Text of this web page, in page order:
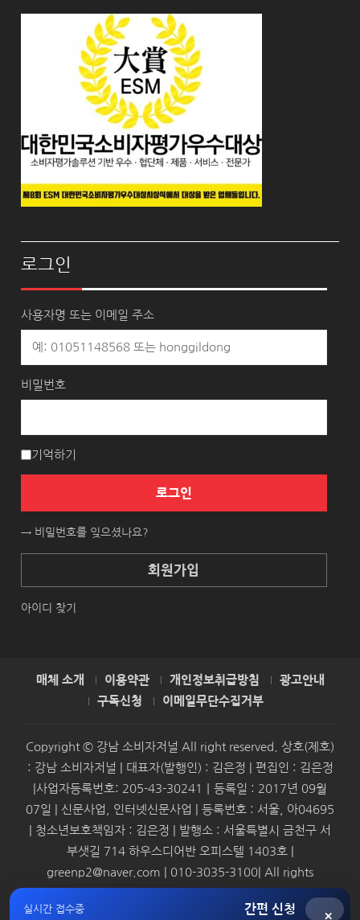
로그인
사용자명 또는 이메일 주소
비밀번호
기억하기
로그인
→ 비밀번호를 잊으셨나요?
회원가입
아이디 찾기
매체 소개 이용약관 개인정보취급방침
광고안내
구독신청
이메일무단수집거부
Copyright © 강남 소비자저널 All right reserved. 상호(제호)
: 강남 소비자저널 | 대표자(발행인) : 김은정 | 편집인 : 김은정
|사업자등록번호: 205-43-30241｜등록일 : 2017년 09월
07일 | 신문사업, 인터넷신문사업 | 등록번호 : 서울, 아04695
| 청소년보호책임자 : 김은정 | 발행소 : 서울특별시 금천구 서
부샛길 714 하우스디어반 오피스텔 1403호 |
greenp2@naver.com | 010-3035-3100| All rights
실시간 접수중 간편 신청
×